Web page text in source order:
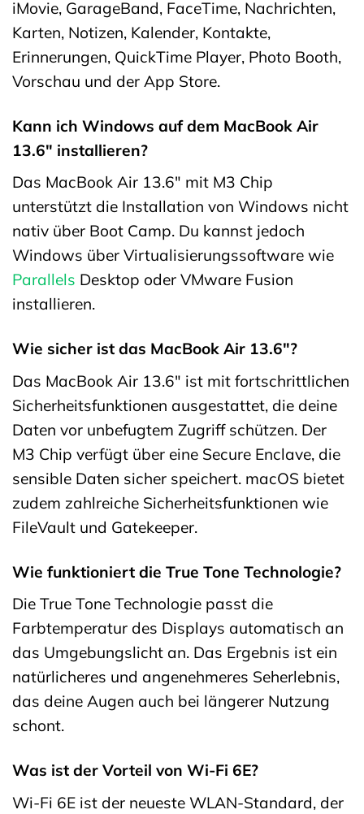
iMovie, GarageBand, FaceTime, Nachrichten,
Karten, Notizen, Kalender, Kontakte,
Erinnerungen, QuickTime Player, Photo Booth,
Vorschau und der App Store.
Kann ich Windows auf dem MacBook Air
13.6″ installieren?
Das MacBook Air 13.6″ mit M3 Chip
unterstützt die Installation von Windows nicht
nativ über Boot Camp. Du kannst jedoch
Windows über Virtualisierungssoftware wie
Parallels Desktop oder VMware Fusion
installieren.
Wie sicher ist das MacBook Air 13.6″?
Das MacBook Air 13.6″ ist mit fortschrittlichen
Sicherheitsfunktionen ausgestattet, die deine
Daten vor unbefugtem Zugriff schützen. Der
M3 Chip verfügt über eine Secure Enclave, die
sensible Daten sicher speichert. macOS bietet
zudem zahlreiche Sicherheitsfunktionen wie
FileVault und Gatekeeper.
Wie funktioniert die True Tone Technologie?
Die True Tone Technologie passt die
Farbtemperatur des Displays automatisch an
das Umgebungslicht an. Das Ergebnis ist ein
natürlicheres und angenehmeres Seherlebnis,
das deine Augen auch bei längerer Nutzung
schont.
Was ist der Vorteil von Wi-Fi 6E?
Wi-Fi 6E ist der neueste WLAN-Standard, der